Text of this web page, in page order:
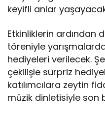
keyifli anlar
Etkinliklerin ardından
töreniyle
hediyeleri verilecek.
çekilişle sürpriz
katılımcılara zeytin
müzik dinletisiyle son